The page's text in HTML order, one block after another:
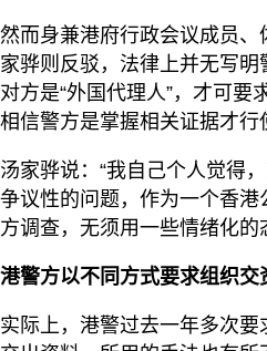
然而身兼港府行政会议成员、
家骅则反驳，法律上并无写明
对方是“外国代理人”，才可要
相信警方是掌握相关证据才行
汤家骅说：“我自己个人觉得
争议性的问题，作为一个香港
方调查，无须用一些情绪化的
港警方以不同方式要求组织交
实际上，港警过去一年多次